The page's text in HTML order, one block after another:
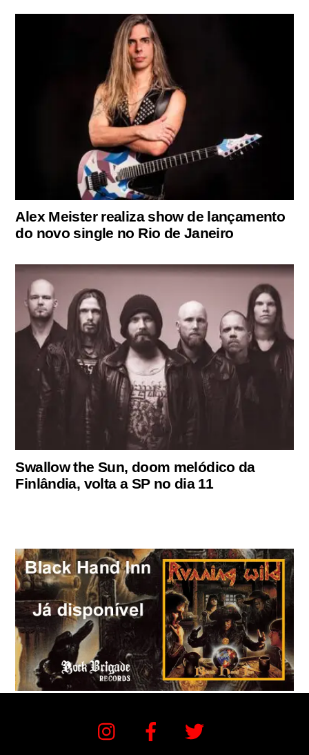
Alex Meister realiza show de lançamento
do novo single no Rio de Janeiro
Swallow the Sun, doom melódico da
Finlândia, volta a SP no dia 11
Instagram Facebook